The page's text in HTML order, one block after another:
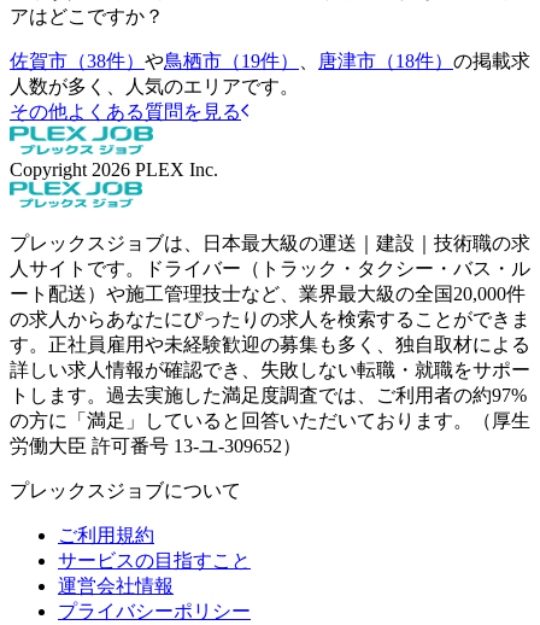
アはどこですか？
佐賀市（38件） や鳥栖市（19件） 唐津市（18件） の掲載求
人数が多く、人気のエリアです。
その他よくある質問を見る
Copyright 2026 PLEX Inc.
プレックスジョブは、日本最大級の運送｜建設｜技術職の求
人サイトです。ドライバー（トラック・タクシー・バス・ル
ート配送）や施工管理技士など、業界最大級の全国20,000件
の求人からあなたにぴったりの求人を検索することができま
す。正社員雇用や未経験歓迎の募集も多く、独自取材による
詳しい求人情報が確認でき、失敗しない転職・就職をサポー
トします。過去実施した満足度調査では、ご利用者の約97%
の方に「満足」していると回答いただいております。（厚生
労働大臣 許可番号 13-ユ-309652）
プレックスジョブについて
ご利用規約
サービスの目指すこと
運営会社情報
プライバシーポリシー